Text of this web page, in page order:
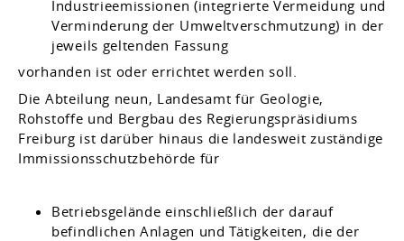
Industrieemissionen (integrierte Vermeidung und
Verminderung der Umweltverschmutzung) in der
jeweils geltenden Fassung
vorhanden ist oder errichtet werden soll.
Die Abteilung neun, Landesamt für Geologie,
Rohstoffe und Bergbau des Regierungspräsidiums
Freiburg ist darüber hinaus die landesweit zuständige
Immissionsschutzbehörde für
Betriebsgelände einschließlich der darauf
befindlichen Anlagen und Tätigkeiten, die der